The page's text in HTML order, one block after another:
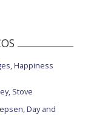
Happiness
Stove
Day and